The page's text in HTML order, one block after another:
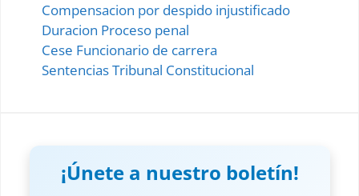
Embargo Retentivo en Manos del Estado
Embargo Retentivo entre Esposos
Garantía de Prenda sin Desapoderamiento
Incidentes del Embargo Ejecutivo
Compensacion por despido injustificado
Duracion Proceso penal
Cese Funcionario de carrera
Sentencias Tribunal Constitucional
¡Únete a nuestro boletín!